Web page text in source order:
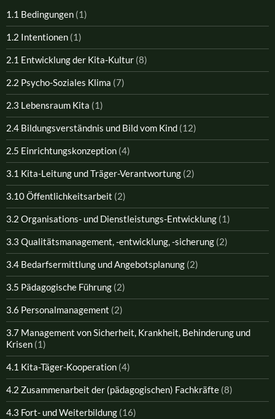
1.1 Bedingungen (1)
1.2 Intentionen (1)
2.1 Entwicklung der Kita-Kultur (8)
2.2 Psycho-Soziales Klima (7)
2.3 Lebensraum Kita (1)
2.4 Bildungsverständnis und Bild vom Kind (12)
2.5 Einrichtungskonzeption (4)
3.1 Kita-Leitung und Träger-Verantwortung (2)
3.10 Öffentlichkeitsarbeit (2)
3.2 Organisations- und Dienstleistungs-Entwicklung (1)
3.3 Qualitätsmanagement, -entwicklung, -sicherung (2)
3.4 Bedarfsermittlung und Angebotsplanung (2)
3.5 Pädagogische Führung (2)
3.6 Personalmanagement (2)
3.7 Management von Sicherheit, Krankheit, Behinderung und
Krisen (1)
4.1 Kita-Täger-Kooperation (4)
4.2 Zusammenarbeit der (pädagogischen) Fachkräfte (8)
4.3 Fort- und Weiterbildung (16)